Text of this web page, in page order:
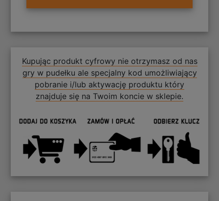
Kupując produkt cyfrowy nie otrzymasz od nas
gry w pudełku ale specjalny kod umożliwiający
pobranie i/lub aktywację produktu który
znajduje się na Twoim koncie w sklepie.